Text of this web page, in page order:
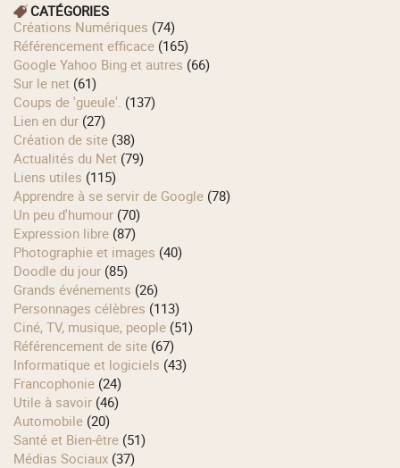
CATÉGORIES
Créations Numériques (74)
Référencement efficace (165)
Google Yahoo Bing et autres (66)
Sur le net (61)
Coups de 'gueule'. (137)
Lien en dur (27)
Création de site (38)
Actualités du Net (79)
Liens utiles (115)
Apprendre à se servir de Google (78)
Un peu d'humour (70)
Expression libre (87)
Photographie et images (40)
Doodle du jour (85)
Grands événements (26)
Personnages célèbres (113)
Ciné, TV, musique, people (51)
Référencement de site (67)
Informatique et logiciels (43)
Francophonie (24)
Utile à savoir (46)
Automobile (20)
Santé et Bien-être (51)
Médias Sociaux (37)